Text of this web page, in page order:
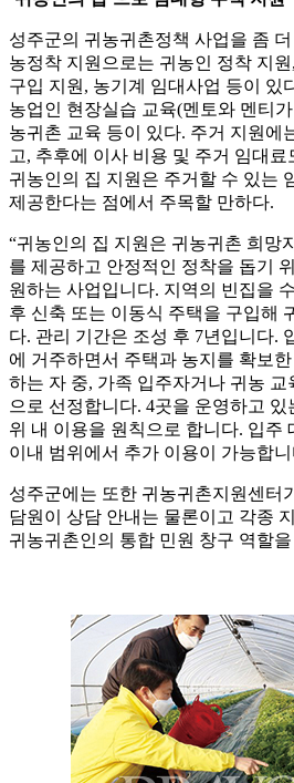
성주군의 귀농귀촌정책 사업을 좀
농정착 지원으로는 귀농인 정착 지
구입 지원, 농기계 임대사업 등이 있
농업인 현장실습 교육(멘토와 멘티
농귀촌 교육 등이 있다. 주거 지원에
고, 추후에 이사 비용 및 주거 임대료
귀농인의 집 지원은 주거할 수 있는
제공한다는 점에서 주목할 만하다.
“귀농인의 집 지원은 귀농귀촌 희망
를 제공하고 안정적인 정착을 돕기
원하는 사업입니다. 지역의 빈집을
후 신축 또는 이동식 주택을 구입해
다. 관리 기간은 조성 후 7년입니다.
에 거주하면서 주택과 농지를 확보
하는 자 중, 가족 입주자거나 귀농 교
으로 선정합니다. 4곳을 운영하고 있
위 내 이용을 원칙으로 합니다. 입주
이내 범위에서 추가 이용이 가능합니
성주군에는 또한 귀농귀촌지원센터
담원이 상담 안내는 물론이고 각종
귀농귀촌인의 통합 민원 창구 역할